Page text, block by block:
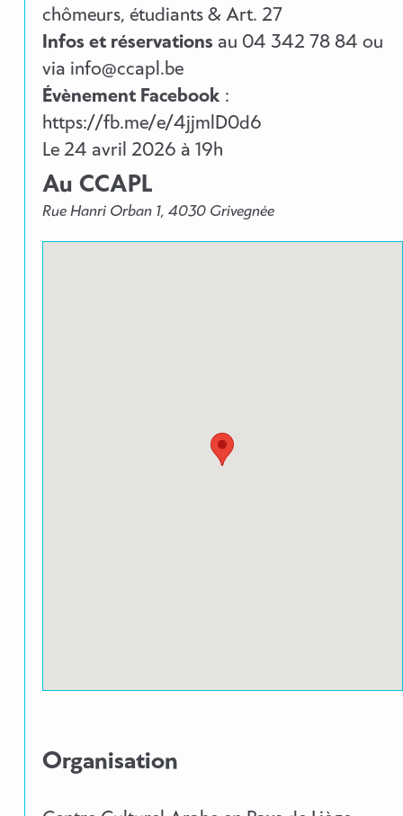
chômeurs, étudiants & Art. 27
Infos et réservations au 04 342 78 84 ou
via info@ccapl.be
Évènement Facebook:
https://fb.me/e/4jjmlD0d6
Le 24 avril 2026 à 19h
Au CCAPL
Rue Hanri Orban 1, 4030 Grivegnée
Organisation